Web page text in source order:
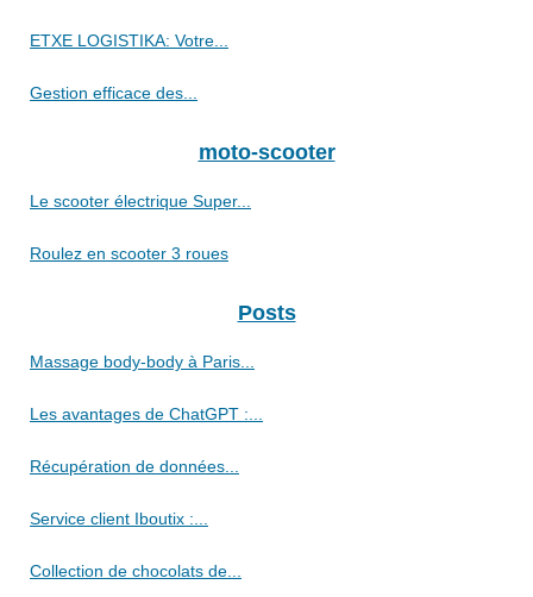
ETXE LOGISTIKA: Votre...
Gestion efficace des...
moto-scooter
Le scooter électrique Super...
Roulez en scooter 3 roues
Posts
Massage body-body à Paris...
Les avantages de ChatGPT :...
Récupération de données...
Service client Iboutix :...
Collection de chocolats de...